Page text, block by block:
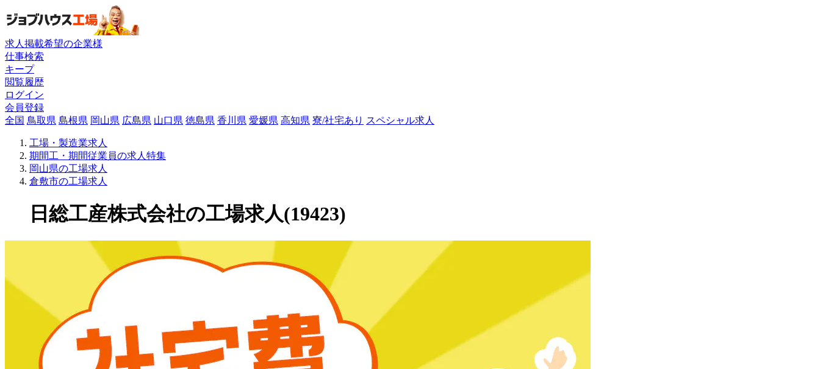
求人掲載希望の企業様
仕事検索
キープ
閲覧履歴
ログイン
会員登録
全国 鳥取県 島根県 岡山県 広島県 山口県 徳島県 香川県 愛媛県 高知県 寮/社宅あり スペシャル求人
工場・製造業求人
期間工・期間従業員の求人特集
岡山県の工場求人
倉敷市の工場求人
日総工産株式会社の工場求人(19423)